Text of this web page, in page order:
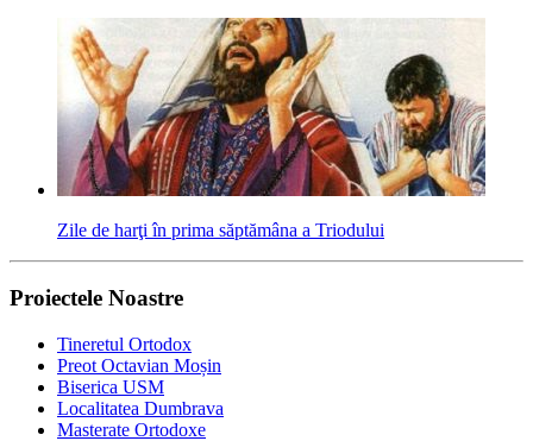
Zile de harţi în prima săptămâna a Triodului
Proiectele Noastre
Tineretul Ortodox
Preot Octavian Moșin
Biserica USM
Localitatea Dumbrava
Masterate Ortodoxe